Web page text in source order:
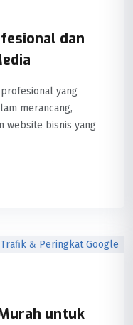
dan
profesional yang
merancang,
website bisnis yang
untuk